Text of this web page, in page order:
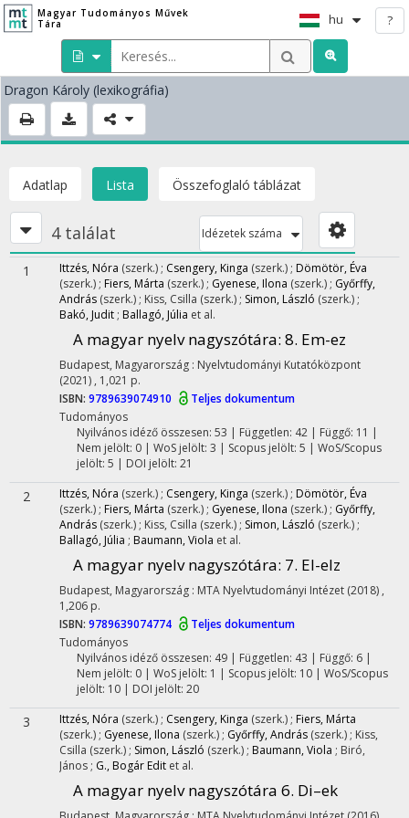
Magyar Tudományos Művek
Tára
hu ?
Dragon Károly (lexikográfia)
Adatlap Lista Összefoglaló táblázat
4 találat Idézetek száma
1 Ittzés, Nóra (szerk.) ; Csengery, Kinga (szerk.) ; Dömötör, Éva
(szerk.) ; Fiers, Márta (szerk.) ; Gyenese, Ilona (szerk.) ; Győrffy,
András (szerk.) ; Kiss, Csilla (szerk.) ; Simon, László (szerk.) ;
Bakó, Judit ; Ballagó, Júlia et al.
A magyar nyelv nagyszótára: 8. Em-ez
Budapest, Magyarország : Nyelvtudományi Kutatóközpont
(2021) , 1,021 p.
ISBN: 9789639074910
Teljes dokumentum
Tudományos
Nyilvános idéző összesen: 53 | Független: 42 | Függő: 11 |
Nem jelölt: 0 | WoS jelölt: 3 | Scopus jelölt: 5 | WoS/Scopus
jelölt: 5 | DOI jelölt: 21
2 Ittzés, Nóra (szerk.) ; Csengery, Kinga (szerk.) ; Dömötör, Éva
(szerk.) ; Fiers, Márta (szerk.) ; Gyenese, Ilona (szerk.) ; Győrffy,
András (szerk.) ; Kiss, Csilla (szerk.) ; Simon, László (szerk.) ;
Ballagó, Júlia ; Baumann, Viola et al.
A magyar nyelv nagyszótára: 7. El-elz
Budapest, Magyarország : MTA Nyelvtudományi Intézet (2018) ,
1,206 p.
ISBN: 9789639074774
Teljes dokumentum
Tudományos
Nyilvános idéző összesen: 49| Független: 43 | Függő: 6 |
Nem jelölt: 0 | WoS jelölt: 1 | Scopus jelölt: 10 | WoS/Scopus
jelölt: 10 | DOI jelölt: 20
3 Ittzés, Nóra (szerk.) ; Csengery, Kinga (szerk.) ; Fiers, Márta
(szerk.) ; Gyenese, Ilona (szerk.) ; Győrffy, András (szerk.) ; Kiss,
Csilla (szerk.) ; Simon, László (szerk.) ; Baumann, Viola ; Biró,
János ; G., Bogár Edit et al.
A magyar nyelv nagyszótára 6. Di–ek